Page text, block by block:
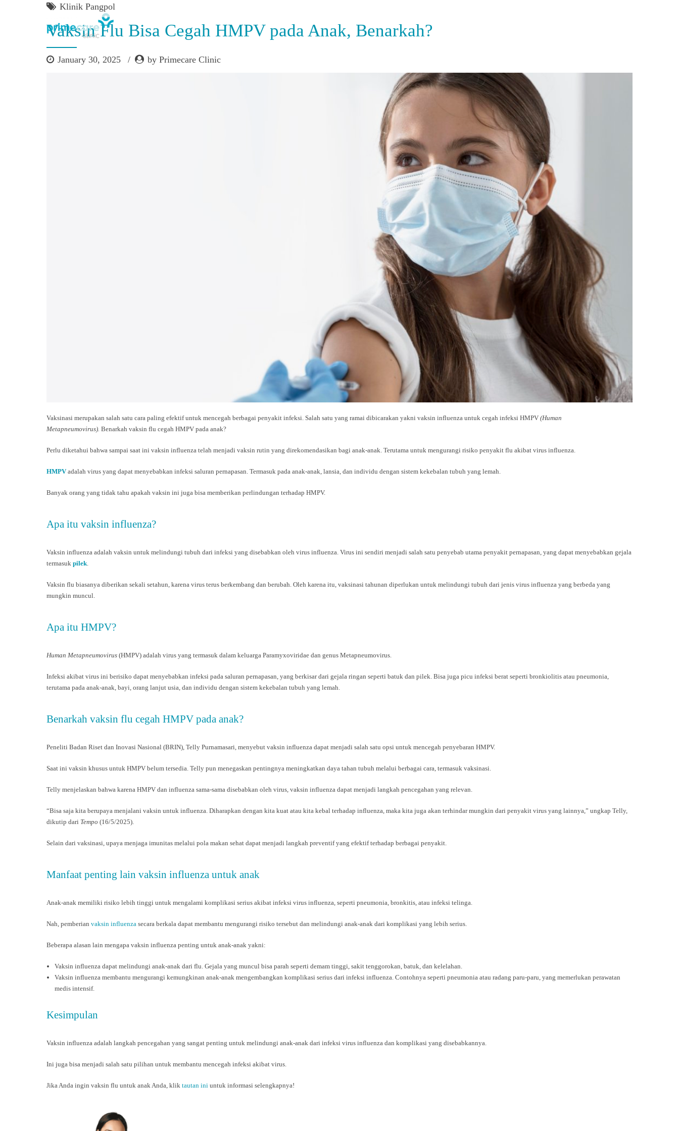
Klinik Pangpol
Vaksin Flu Bisa Cegah HMPV pada Anak, Benarkah?
January 30, 2025 by Primecare Clinic
Vaksinasi merupakan salah satu cara paling efektif untuk mencegah berbagai penyakit infeksi. Salah satu yang ramai dibicarakan yakni vaksin influenza untuk cegah infeksi HMPV (Human
Metapneumovirus). Benarkah vaksin flu cegah HMPV pada anak?
Perlu diketahui bahwa sampai saat ini vaksin influenza telah menjadi vaksin rutin yang direkomendasikan bagi anak-anak. Terutama untuk mengurangi risiko penyakit flu akibat virus influenza.
HMPVadalah virus yang dapat menyebabkan infeksi saluran pernapasan. Termasuk pada anak-anak, lansia, dan individu dengan sistem kekebalan tubuh yang lemah.
Banyak orang yang tidak tahu apakah vaksin ini juga bisa memberikan perlindungan terhadap HMPV.
Apa itu vaksin influenza?
Vaksin influenza adalah vaksin untuk melindungi tubuh dari infeksi yang disebabkan oleh virus influenza. Virus ini sendiri menjadi salah satu penyebab utama penyakit pernapasan, yang dapat menyebabkan gejala
termasuk pilek.
Vaksin flu biasanya diberikan sekali setahun, karena virus terus berkembang dan berubah. Oleh karena itu, vaksinasi tahunan diperlukan untuk melindungi tubuh dari jenis virus influenza yang berbeda yang
mungkin muncul.
Apa itu HMPV?
Human Metapneumovirus (HMPV) adalah virus yang termasuk dalam keluarga Paramyxoviridae dan genus Metapneumovirus.
Infeksi akibat virus ini berisiko dapat menyebabkan infeksi pada saluran pernapasan, yang berkisar dari gejala ringan seperti batuk dan pilek. Bisa juga picu infeksi berat seperti bronkiolitis atau pneumonia,
terutama pada anak-anak, bayi, orang lanjut usia, dan individu dengan sistem kekebalan tubuh yang lemah.
Benarkah vaksin flu cegah HMPV pada anak?
Peneliti Badan Riset dan Inovasi Nasional (BRIN), Telly Purnamasari, menyebut vaksin influenza dapat menjadi salah satu opsi untuk mencegah penyebaran HMPV.
Saat ini vaksin khusus untuk HMPV belum tersedia. Telly pun menegaskan pentingnya meningkatkan daya tahan tubuh melalui berbagai cara, termasuk vaksinasi.
Telly menjelaskan bahwa karena HMPV dan influenza sama-sama disebabkan oleh virus, vaksin influenza dapat menjadi langkah pencegahan yang relevan.
“Bisa saja kita berupaya menjalani vaksin untuk influenza. Diharapkan dengan kita kuat atau kita kebal terhadap influenza, maka kita juga akan terhindar mungkin dari penyakit virus yang lainnya,” ungkap Telly,
dikutip dari Tempo (16/5/2025).
Selain dari vaksinasi, upaya menjaga imunitas melalui pola makan sehat dapat menjadi langkah preventif yang efektif terhadap berbagai penyakit.
Manfaat penting lain vaksin influenza untuk anak
Anak-anak memiliki risiko lebih tinggi untuk mengalami komplikasi serius akibat infeksi virus influenza, seperti pneumonia, bronkitis, atau infeksi telinga.
Nah, pemberian vaksin influenza secara berkala dapat membantu mengurangi risiko tersebut dan melindungi anak-anak dari komplikasi yang lebih serius.
Beberapa alasan lain mengapa vaksin influenza penting untuk anak-anak yakni:
Vaksin influenza dapat melindungi anak-anak dari flu. Gejala yang muncul bisa parah seperti demam tinggi, sakit tenggorokan, batuk, dan kelelahan.
Vaksin influenza membantu mengurangi kemungkinan anak-anak mengembangkan komplikasi serius dari infeksi influenza. Contohnya seperti pneumonia atau radang paru-paru, yang memerlukan perawatan
medis intensif.
Kesimpulan
Vaksin influenza adalah langkah pencegahan yang sangat penting untuk melindungi anak-anak dari infeksi virus influenza dan komplikasi yang disebabkannya.
Ini juga bisa menjadi salah satu pilihan untuk membantu mencegah infeksi akibat virus.
Jika Anda ingin vaksin flu untuk anak Anda, klik tautan ini untuk informasi selengkapnya!